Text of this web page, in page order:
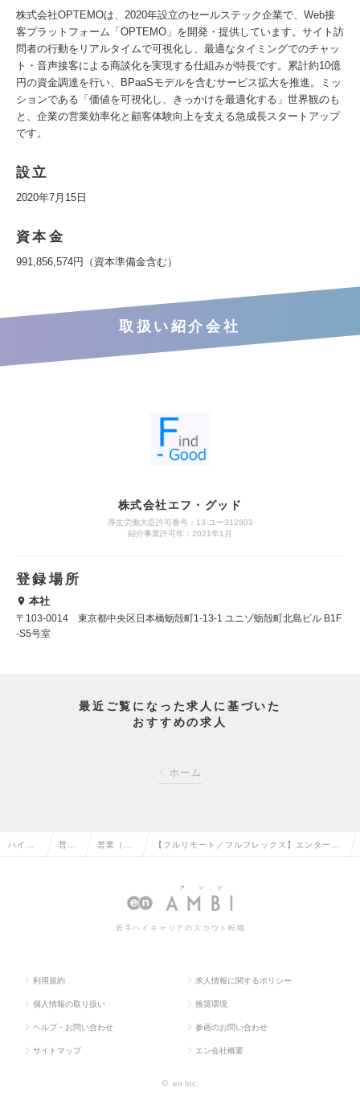
株式会社OPTEMOは、2020年設立のセールステック企業で、Web接
客プラットフォーム「OPTEMO」を開発・提供しています。サイト訪
問者の行動をリアルタイムで可視化し、最適なタイミングでのチャッ
ト・音声接客による商談化を実現する仕組みが特長です。累計約10億
円の資金調達を行い、BPaaSモデルを含むサービス拡大を推進。ミッ
ションである「価値を可視化し、きっかけを最適化する」世界観のも
と、企業の営業効率化と顧客体験向上を支える急成長スタートアップ
です。
設立
2020年7月15日
資本金
991,856,574円（資本準備金含む）
取扱い紹介会社
株式会社エフ・グッド
厚生労働大臣許可番号：13-ユー312803
紹介事業許可年：2021年1月
登録場所
本社
〒103-0014 東京都中央区日本橋蛎殻町1-13-1 ユニゾ蛎殻町北島ビル B1F
-S5号室
最近ご覧になった求人に基づいた
おすすめの求人
ホーム
ハイク 営業 営業（法 【フルリモート／フルフレックス】エンタープ
ートアップの求人情報
若手ハイキャリアのスカウト転職
利用規約 求人情報に関するポリシー
個人情報の取り扱い 推奨環境
ヘルプ・お問い合わせ 参画のお問い合わせ
サイトマップ エン会社概要
© en Inc.